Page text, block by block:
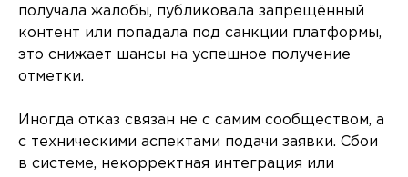
получала жалобы, публиковала запрещённый
контент или попадала под санкции платформы,
это снижает шансы на успешное получение
отметки.
Иногда отказ связан не с самим сообществом, а
с техническими аспектами подачи заявки. Сбои
в системе, некорректная интеграция или